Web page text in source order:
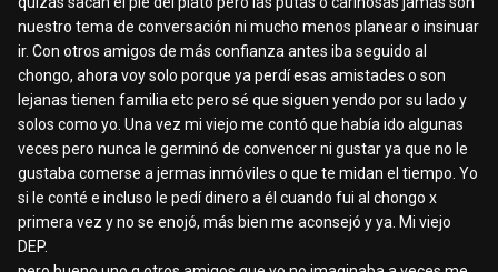
nuestro tema de conversación ni mucho menos planear o insinuar
ir. Con otros amigos de más confianza antes iba seguido al
chongo, ahora voy solo porque ya perdí esas amistades o son
lejanas tienen familia etc pero sé que siguen yendo por su lado y
solos como yo. Una vez mi viejo me contó que había ido algunas
veces pero nunca le germinó de convencer ni gustar ya que no le
gustaba comerse a jermas inmóviles o que te midan el tiempo. Yo
si le conté e incluso le pedí dinero a él cuando fui al chongo x
primera vez y no se enojó, más bien me aconsejó y ya. Mi viejo
DEP.